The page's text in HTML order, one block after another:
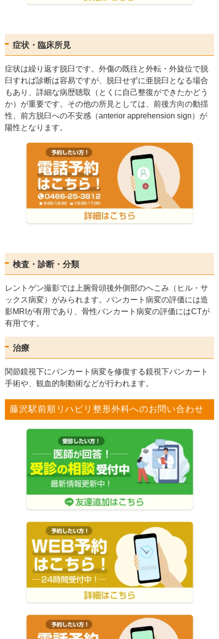
症状・臨床所見
症状は繰り返す脱臼です。外傷の既往と外転・外旋位で脱
臼すれば診断は容易ですが、脱臼せずに亜脱臼となる場合
もあり、詳細な病歴聴取（とくに自己整復ができたかどう
か）が重要です。その他の所見としては、前後方向の動揺
性、前方脱臼への不安感（anterior apprehension sign）が
陽性となります。
検査・診断・分類
レントゲン撮影では上腕骨頭後外側部のへこみ（ヒル・サ
ックス病変）がみられます。バンカート病変の評価には造
影MRIが有用であり、骨性バンカート病変の評価にはCTが
有用です。
治療
関節鏡視下にバンカート病変を修復する鏡視下バンカート
手術や、観血的制動術などが行われます。
藤沢駅前順リハビリ整形外科へのお問い合わせ